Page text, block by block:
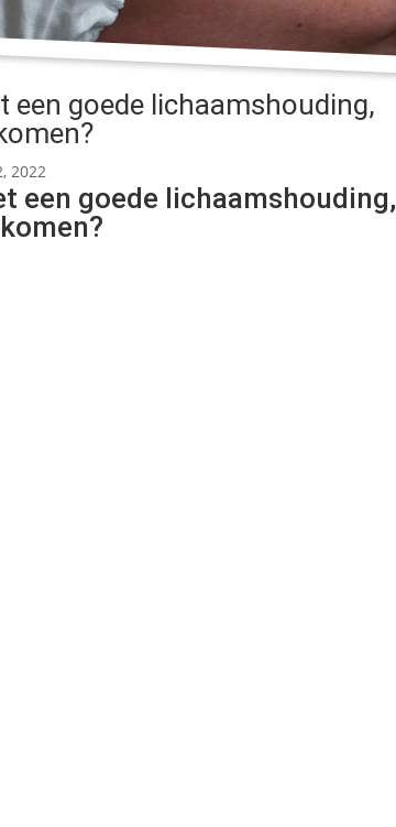
een goede lichaamshouding,
2022
een goede lichaamshouding,